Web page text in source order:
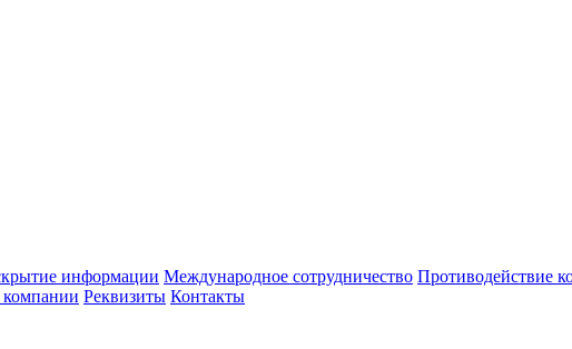
информации Международное сотрудничество Противодействие
компании Реквизиты Контакты